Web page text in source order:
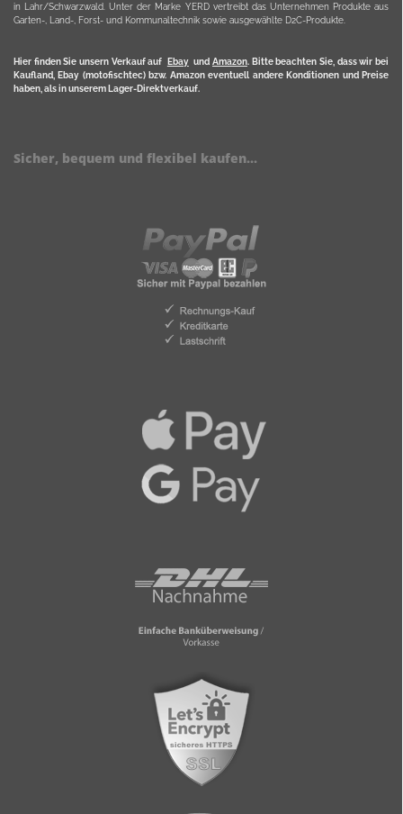
in Lahr/Schwarzwald. Unter der Marke YERD vertreibt das Unternehmen Produkte aus
Garten-, Land-, Forst- und Kommunaltechnik sowie ausgewählte D2C-Produkte.
Hier finden Sie unsern Verkauf auf Ebayund Amazon. Bitte beachten Sie, dass wir bei
Kaufland, Ebay (motofischtec) bzw. Amazon eventuell andere Konditionen und Preise
haben, als in unserem Lager-Direktverkauf.
Sicher, bequem und flexibel kaufen...